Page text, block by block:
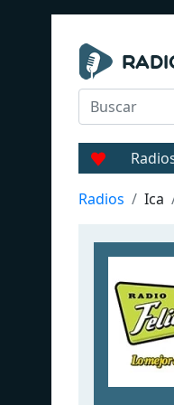
Radios Ica